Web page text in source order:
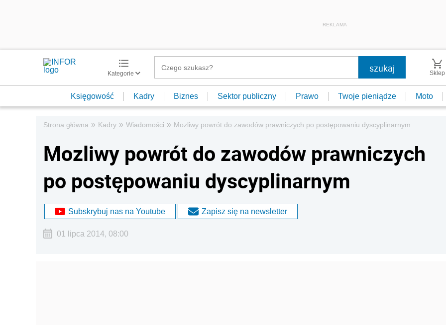
REKLAMA
Kategorie Sklep
Księgowość Kadry Biznes Sektor publiczny Prawo Twoje pieniądze Moto
Strona główna » Kadry » Wiadomości » Mozliwy powrót do zawodów prawniczych po postępowaniu dyscyplinarnym
Mozliwy powrót do zawodów prawniczych
po postępowaniu dyscyplinarnym
Subskrybuj nas na Youtube Zapisz się na newsletter
01 lipca 2014, 08:00